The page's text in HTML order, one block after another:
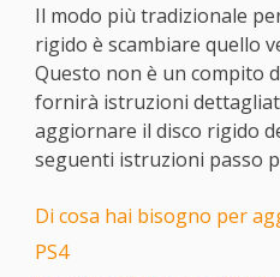
Il modo più tradizionale
rigido è scambiare quello
Questo non è un compito
fornirà istruzioni
aggiornare il disco rigido
seguenti istruzioni passo
Di cosa hai bisogno per
PS4